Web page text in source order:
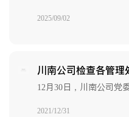
2025/09/02
川南公司检查各管
2021/12/31